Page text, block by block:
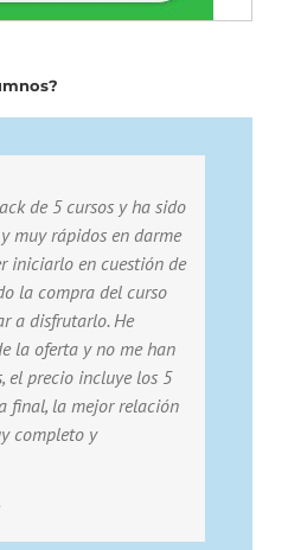
de 5 cursos y ha sido
muy rápidos en darme
iniciarlo en cuestión de
la compra del curso
a disfrutarlo. He
la oferta y no me han
el precio incluye los 5
final, la mejor relación
completo y